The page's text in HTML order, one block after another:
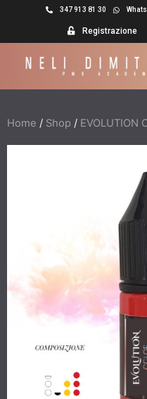
347 913 81 30
Registrazione
Home / Shop / EVOLUTION